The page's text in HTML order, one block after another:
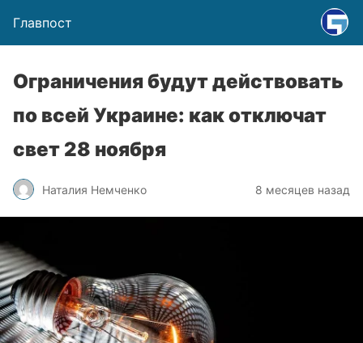
Главпост
Ограничения будут действовать
по всей Украине: как отключат
свет 28 ноября
Наталия Немченко 8 месяцев назад